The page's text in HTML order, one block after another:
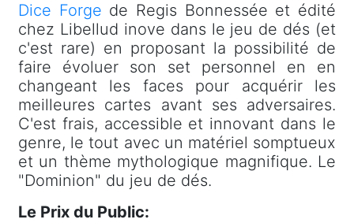
Dice Forge de Regis Bonnessée et édité
chez Libellud inove dans le jeu de dés (et
c'est rare) en proposant la possibilité de
faire évoluer son set personnel en en
changeant les faces pour acquérir les
meilleures cartes avant ses adversaires.
C'est frais, accessible et innovant dans le
genre, le tout avec un matériel somptueux
et un thème mythologique magnifique. Le
"Dominion" du jeu de dés.
Le Prix du Public: